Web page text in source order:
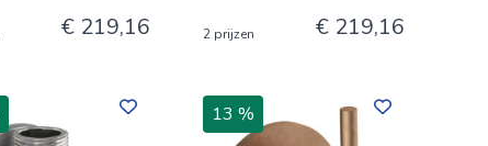
€ 219,16 2 prijzen € 219,16
13 %